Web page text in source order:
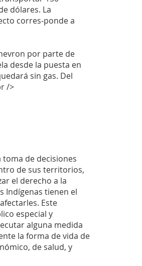
dólares. La
corres-ponde a
por parte de
desde la puesta en
sin gas. Del
/>
de decisiones
de sus territorios,
el derecho a la
Indígenas tienen el
Este
especial y
alguna medida
la forma de vida de
de salud, y